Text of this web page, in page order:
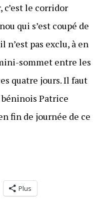
c’est le corridor
qui s’est coupé de
n’est pas exclu, à en
sommet entre les
quatre jours. Il faut
Patrice
fin de journée de ce
Plus